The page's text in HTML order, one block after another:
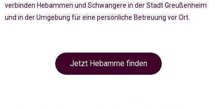
verbinden Hebammen und Schwangere in der Stadt Greußenheim
und in der Umgebung für eine persönliche Betreuung vor Ort.
Jetzt Hebamme finden